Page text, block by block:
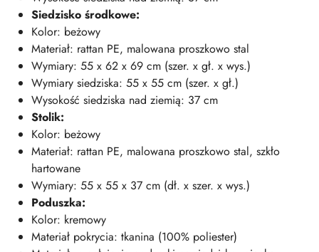
Siedzisko środkowe:
Kolor: beżowy
Materiał: rattan PE, malowana proszkowo stal
Wymiary: 55 x 62 x 69 cm (szer. x gł. x wys.)
Wymiary siedziska: 55 x 55 cm (szer. x gł.)
Wysokość siedziska nad ziemią: 37 cm
Stolik:
Kolor: beżowy
Materiał: rattan PE, malowana proszkowo stal, szkło
hartowane
Wymiary: 55 x 55 x 37 cm (dł. x szer. x wys.)
Poduszka:
Kolor: kremowy
Materiał pokrycia: tkanina (100% poliester)